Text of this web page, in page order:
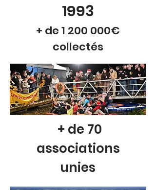
1993
+ de1 200 000€
collectés
+ de 70
associations
unies